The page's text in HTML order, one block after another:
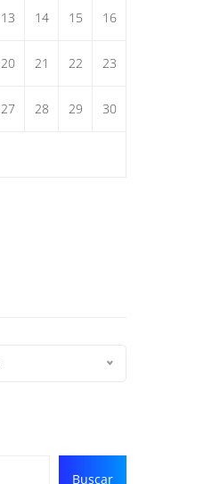
13 14 15 16
20 21 22 23
27 28 29 30
Buscar